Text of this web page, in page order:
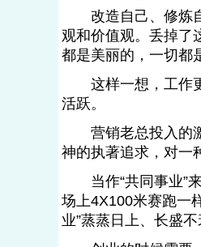
改造自己、修炼自
观和价值观。丢掉了
都是美丽的，一切都
这样一想，工作更
活跃。
营销老总投入的激
神的执著追求，对一
当作“共同事业”来
场上4X100米赛跑一
业”蒸蒸日上、长盛